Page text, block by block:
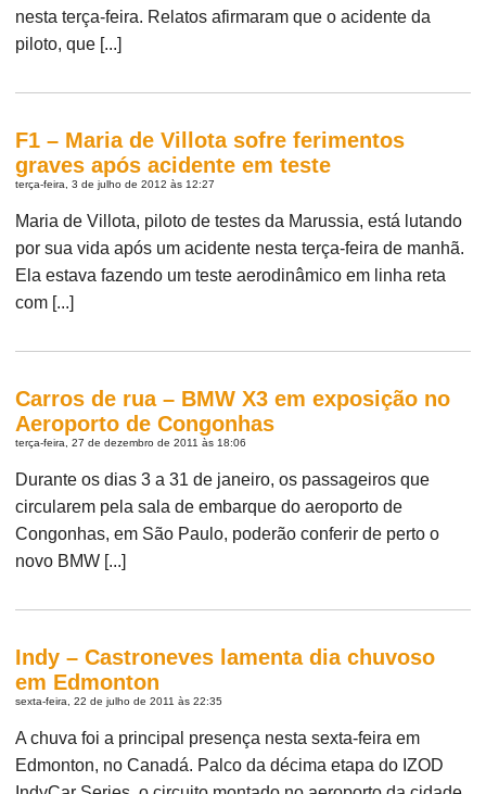
nesta terça-feira. Relatos afirmaram que o acidente da
piloto, que [...]
F1 – Maria de Villota sofre ferimentos
graves após acidente em teste
terça-feira, 3 de julho de 2012 às 12:27
Maria de Villota, piloto de testes da Marussia, está lutando
por sua vida após um acidente nesta terça-feira de manhã.
Ela estava fazendo um teste aerodinâmico em linha reta
com [...]
Carros de rua – BMW X3 em exposição no
Aeroporto de Congonhas
terça-feira, 27 de dezembro de 2011 às 18:06
Durante os dias 3 a 31 de janeiro, os passageiros que
circularem pela sala de embarque do aeroporto de
Congonhas, em São Paulo, poderão conferir de perto o
novo BMW [...]
Indy – Castroneves lamenta dia chuvoso
em Edmonton
sexta-feira, 22 de julho de 2011 às 22:35
A chuva foi a principal presença nesta sexta-feira em
Edmonton, no Canadá. Palco da décima etapa do IZOD